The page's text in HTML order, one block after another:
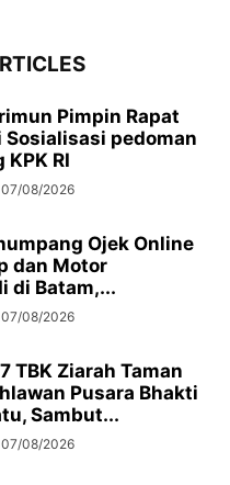
Pimpin Rapat
Sosialisasi pedoman
RI
07/08/2026
Ojek Online
dan Motor
di Batam,...
07/08/2026
TBK Ziarah Taman
Pusara Bhakti
Sambut...
07/08/2026